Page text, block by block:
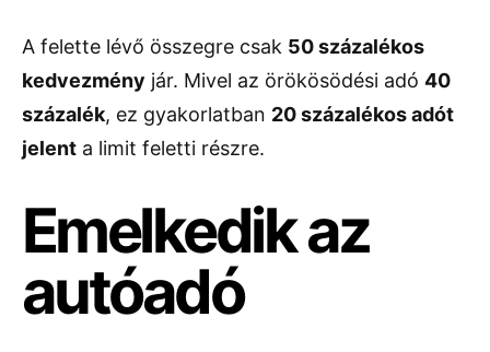
A felette lévő összegre csak 50 százalékos
kedvezmény jár. Mivel az örökösödési adó 40
százalék, ez gyakorlatban 20 százalékos adót
jelent a limit feletti részre.
Emelkedik az
autóadó